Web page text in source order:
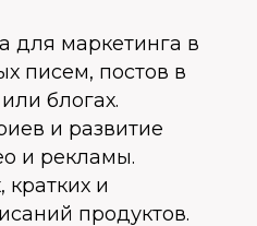
для маркетинга в
писем, постов в
блогах.
и развитие
и рекламы.
кратких и
продуктов.